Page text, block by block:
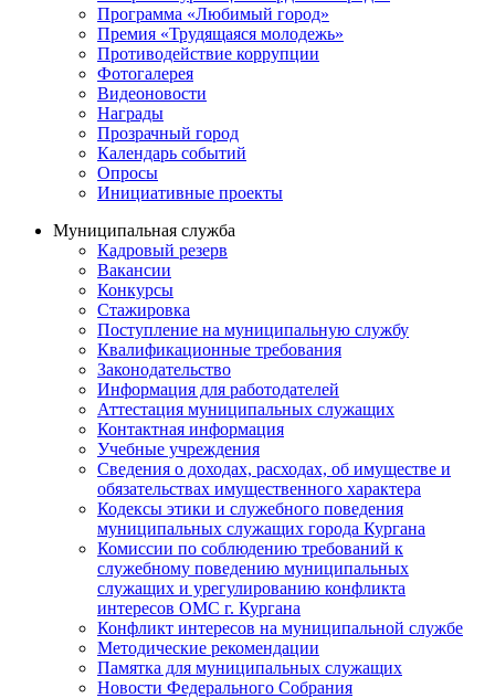
Программа «Любимый город»
Премия «Трудящаяся молодежь»
Противодействие коррупции
Фотогалерея
Видеоновости
Награды
Прозрачный город
Календарь событий
Опросы
Инициативные проекты
Муниципальная служба
Кадровый резерв
Вакансии
Конкурсы
Стажировка
Поступление на муниципальную службу
Квалификационные требования
Законодательство
Информация для работодателей
Аттестация муниципальных служащих
Контактная информация
Учебные учреждения
Сведения о доходах, расходах, об имуществе и
обязательствах имущественного характера
Кодексы этики и служебного поведения
муниципальных служащих города Кургана
Комиссии по соблюдению требований к
служебному поведению муниципальных
служащих и урегулированию конфликта
интересов ОМС г. Кургана
Конфликт интересов на муниципальной службе
Методические рекомендации
Памятка для муниципальных служащих
Новости Федерального Cобрания